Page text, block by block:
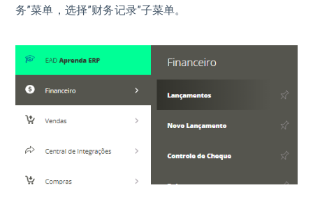
务”菜单，选择”财务记录”子菜单。